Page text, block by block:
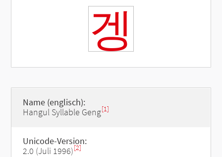
겡
Name (englisch):
Hangul Syllable Geng[1]
Unicode-Version:
2.0 (Juli 1996)[2]